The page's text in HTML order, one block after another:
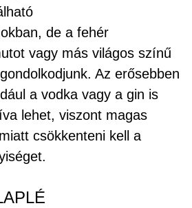
de a fehér
vagy más világos színű
Az erősebben
a vodka vagy a gin is
lehet, viszont magas
csökkenteni kell a